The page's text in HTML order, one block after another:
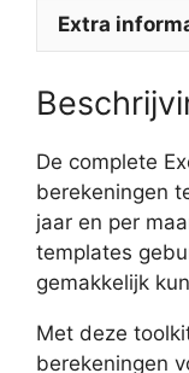
Extra
De complete
berekeningen
jaar en per
templates
gemakkelijk
Met deze
berekeningen